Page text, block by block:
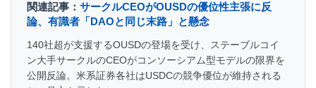
関連記事：サークルCEOがOUSDの優位性主張に反
論、有識者「DAOと同じ末路」と懸念
140社超が支援するOUSDの登場を受け、ステーブルコイ
ン大手サークルのCEOがコンソーシアム型モデルの限界を
公開反論。米系証券各社はUSDCの競争優位が維持される